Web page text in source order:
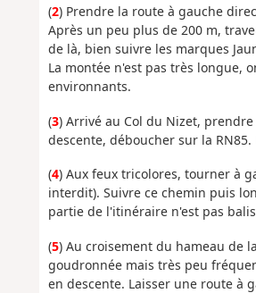
(2) Prendre la route à gauche
Après un peu plus de 200 m,
de là, bien suivre les marques
La montée n'est pas très longue,
environnants.
(3) Arrivé au Col du Nizet,
descente, déboucher sur la
(4) Aux feux tricolores, tourner à
interdit). Suivre ce chemin puis
partie de l'itinéraire n'est pas
(5) Au croisement du hameau de
goudronnée mais très peu
en descente. Laisser une route à